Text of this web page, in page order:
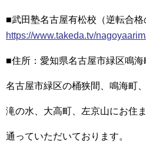
■武田塾名古屋有松校（逆転合格
https://www.takeda.tv/
■住所：愛知県名古屋市緑区鳴
名古屋市緑区の桶狭間、鳴海町、
滝の水、大高町、左京山にお住
通っていただいております。